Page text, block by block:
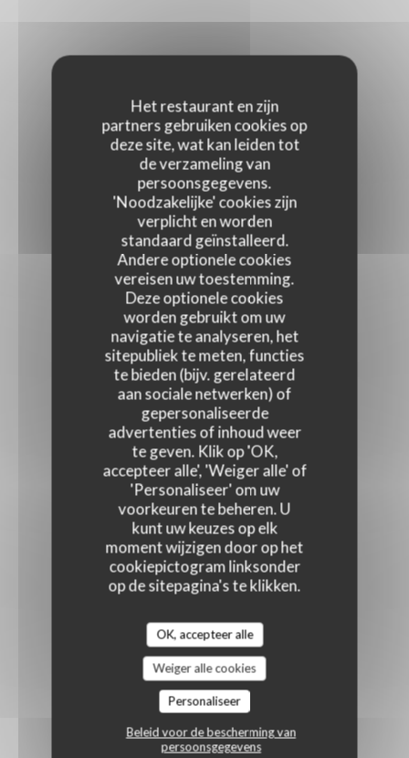
Het restaurant en zijn
partners gebruiken cookies op
deze site, wat kan leiden tot
de verzameling van
persoonsgegevens.
'Noodzakelijke' cookies zijn
verplicht en worden
standaard geïnstalleerd.
Andere optionele cookies
vereisen uw toestemming.
Deze optionele cookies
worden gebruikt om uw
navigatie te analyseren, het
sitepubliek te meten, functies
te bieden (bijv. gerelateerd
aan sociale netwerken) of
gepersonaliseerde
advertenties of inhoud weer
te geven. Klik op 'OK,
accepteer alle', 'Weiger alle' of
'Personaliseer' om uw
voorkeuren te beheren. U
kunt uw keuzes op elk
moment wijzigen door op het
cookiepictogram linksonder
op de sitepagina's te klikken.
OK, accepteer alle
Weiger alle cookies
Personaliseer
Beleid voor de bescherming van
persoonsgegevens